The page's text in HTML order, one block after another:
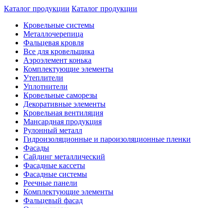
Каталог продукции Каталог продукции
Кровельные системы
Металлочерепица
Фальцевая кровля
Все для кровельщика
Аэроэлемент конька
Комплектующие элементы
Утеплители
Уплотнители
Кровельные саморезы
Декоративные элементы
Кровельная вентиляция
Мансардная продукция
Рулонный металл
Гидроизоляционные и пароизоляционные пленки
Фасады
Сайдинг металлический
Фасадные кассеты
Фасадные системы
Реечные панели
Комплектующие элементы
Фальцевый фасад